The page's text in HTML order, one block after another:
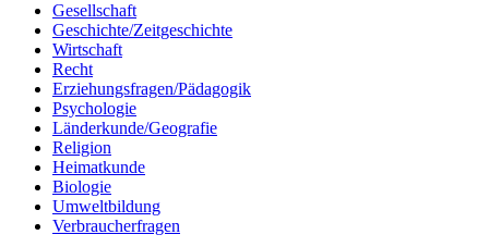
Gesellschaft
Geschichte/Zeitgeschichte
Wirtschaft
Recht
Erziehungsfragen/Pädagogik
Psychologie
Länderkunde/Geografie
Religion
Heimatkunde
Biologie
Umweltbildung
Verbraucherfragen